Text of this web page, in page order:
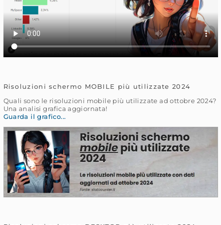
Risoluzioni schermo MOBILE più utilizzate 2024
Quali sono le risoluzioni mobile più utilizzate ad ottobre 2024?
Una analisi grafica aggiornata!
Guarda il grafico...